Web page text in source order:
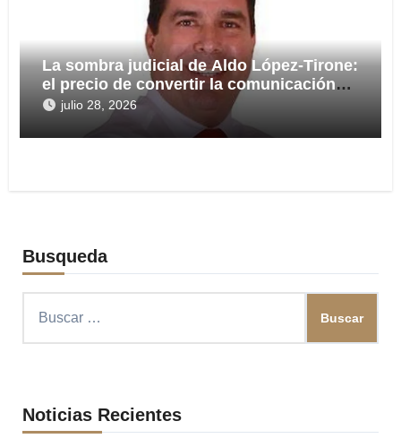
La sombra judicial de Aldo López-Tirone:
el precio de convertir la comunicación
en arma
julio 28, 2026
Busqueda
Noticias Recientes